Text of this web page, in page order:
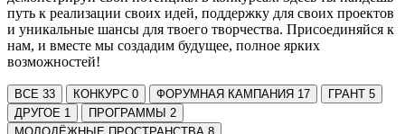
путь к реализации своих идей, поддержку для своих проектов
и уникальные шансы для твоего творчества. Присоединяйся к
нам, и вместе мы создадим будущее, полное ярких
возможностей!
ВСЕ 33 КОНКУРС 0 ФОРУМНАЯ КАМПАНИЯ 17 ГРАНТ 5
ДРУГОЕ 1 ПРОГРАММЫ 2